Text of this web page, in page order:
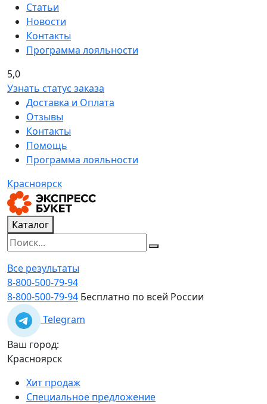
Статьи
Новости
Контакты
Программа лояльности
5,0
Узнать статус заказа
Доставка и Оплата
Отзывы
Контакты
Помощь
Программа лояльности
Красноярск
Каталог
Все результаты
8-800-500-79-94
8-800-500-79-94 Бесплатно по всей России
Telegram
Ваш город:
Красноярск
Хит продаж
Специальное предложение